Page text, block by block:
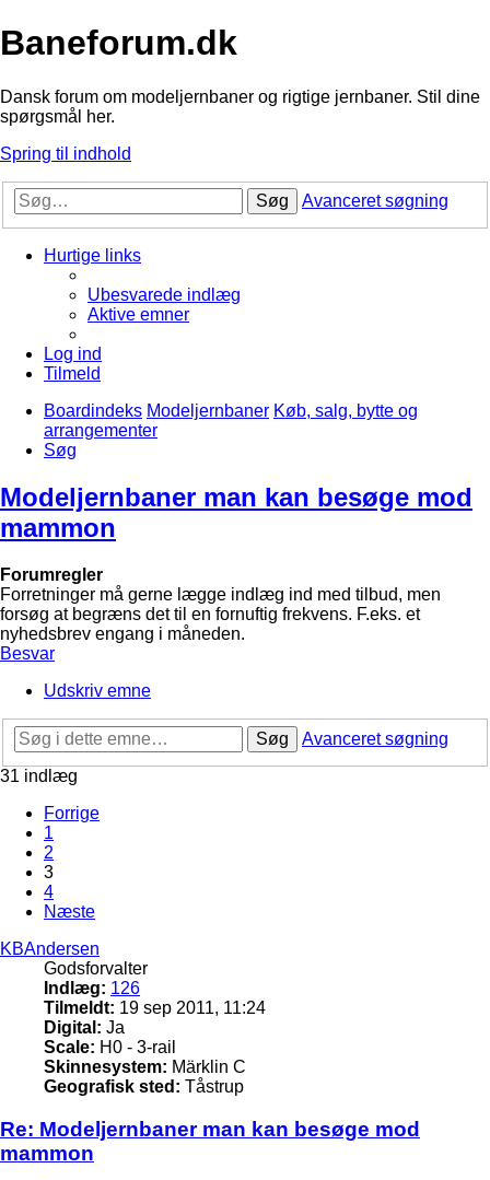
Baneforum.dk
Dansk forum om modeljernbaner og rigtige jernbaner. Stil dine
spørgsmål her.
Spring til indhold
Søg Avanceret søgning
Hurtige links
Ubesvarede indlæg
Aktive emner
Log ind
Tilmeld
Boardindeks Modeljernbaner Køb, salg, bytte og
arrangementer
Søg
Modeljernbaner man kan besøge mod
mammon
Forumregler
Forretninger må gerne lægge indlæg ind med tilbud, men
forsøg at begræns det til en fornuftig frekvens. F.eks. et
nyhedsbrev engang i måneden.
Besvar
Udskriv emne
Søg
Avanceret søgning
31 indlæg
Forrige
1
2
3
4
Næste
KBAndersen
Godsforvalter
Indlæg: 126
Tilmeldt: 19 sep 2011, 11:24
Digital: Ja
Scale: H0 - 3-rail
Skinnesystem: Märklin C
Geografisk sted: Tåstrup
Re: Modeljernbaner man kan besøge mod
mammon